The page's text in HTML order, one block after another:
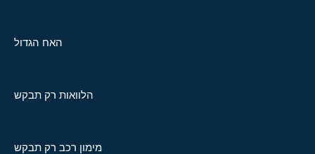
האח הגדול
הלוואות רק תבקש
מימון רכב רק תבקש